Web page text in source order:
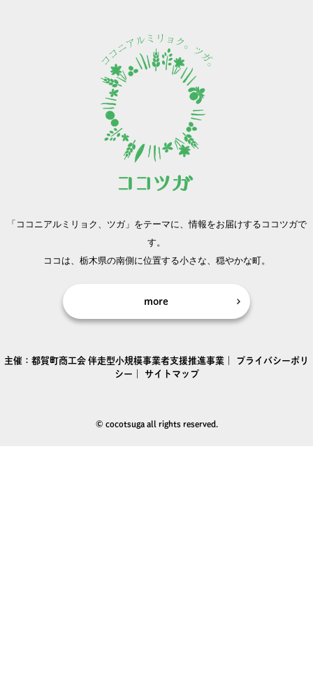
「ココニアルミリョク、ツガ」をテーマに、情報をお届けするココツガで
す。
ココは、栃木県の南側に位置する小さな、穏やかな町。
more
主催： 都賀町商工会 伴走型小規模事業者支援推進事業｜
プライバシーポリ
シー
サイトマップ
© cocotsuga all rights reserved.